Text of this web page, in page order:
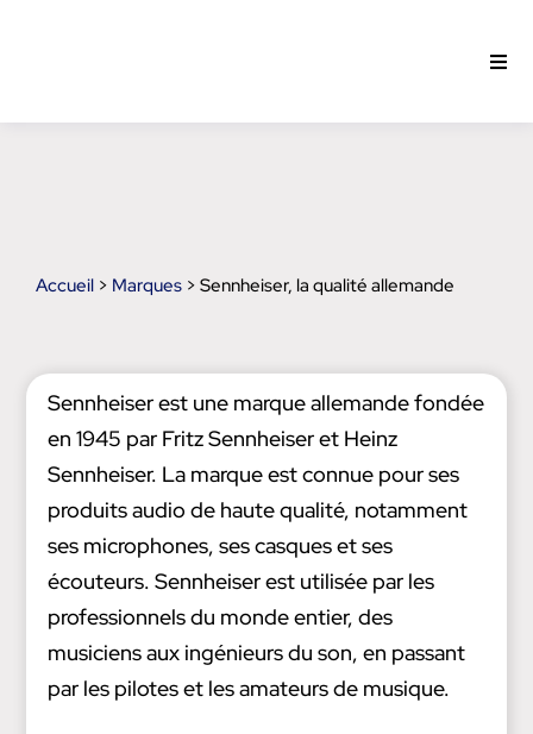
Accueil> Marques> Sennheiser, la qualité allemande
Sennheiser est une marque allemande fondée
en 1945 par Fritz Sennheiser et Heinz
Sennheiser. La marque est connue pour ses
produits audio de haute qualité, notamment
ses microphones, ses casques et ses
écouteurs. Sennheiser est utilisée par les
professionnels du monde entier, des
musiciens aux ingénieurs du son, en passant
par les pilotes et les amateurs de musique.